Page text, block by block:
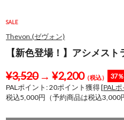
SALE
Thevon.(ゼヴォン)
【新色登場！】アシメス
¥3,520→ ¥2,200（税込） 37
PALポイント:20ポイント獲得 [PAL
税込5,000円（予約商品は税込3,000